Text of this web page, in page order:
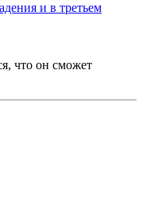
и в третьем
что он сможет